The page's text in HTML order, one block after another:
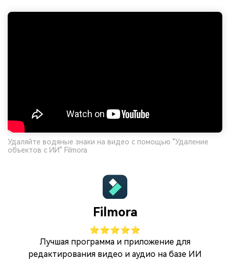
Удаляйте водяные знаки на видео с помощью "Удаление
объектов с ИИ" Filmora
Filmora
⭐⭐⭐⭐⭐
Лучшая программа и приложение для
редактирования видео и аудио на базе ИИ